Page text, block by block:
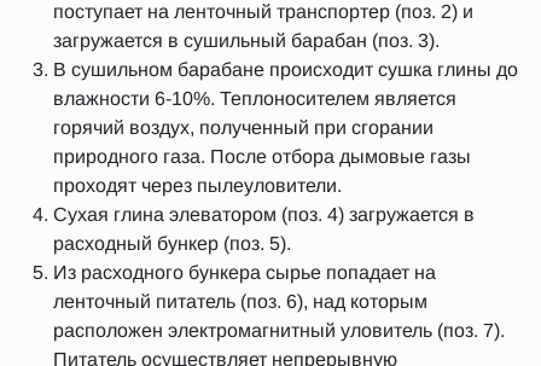
поступает на ленточный транспортер (поз. 2) и
загружается в сушильный барабан (поз. 3).
В сушильном барабане происходит сушка глины до
влажности 6-10%. Теплоносителем является
горячий воздух, полученный при сгорании
природного газа. После отбора дымовые газы
проходят через пылеуловители.
Сухая глина элеватором (поз. 4) загружается в
расходный бункер (поз. 5).
Из расходного бункера сырье попадает на
ленточный питатель (поз. 6), над которым
расположен электромагнитный уловитель (поз. 7).
Питатель осуществляет непрерывную